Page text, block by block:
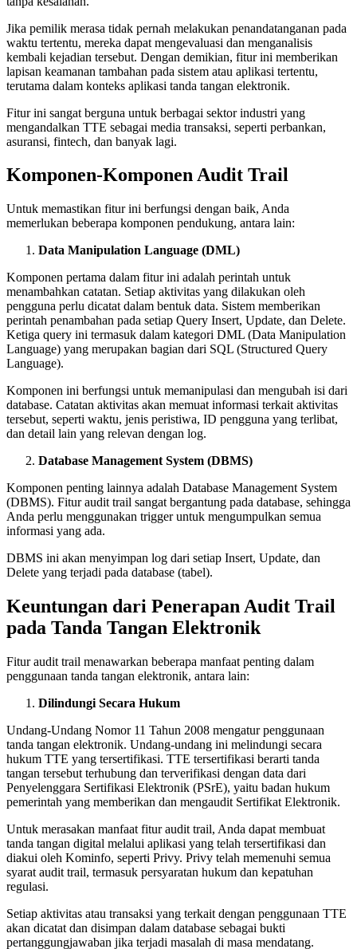
Jika pemilik merasa tidak pernah melakukan penandatanganan pada
waktu tertentu, mereka dapat mengevaluasi dan menganalisis
kembali kejadian tersebut. Dengan demikian, fitur ini memberikan
lapisan keamanan tambahan pada sistem atau aplikasi tertentu,
terutama dalam konteks aplikasi tanda tangan elektronik.
Fitur ini sangat berguna untuk berbagai sektor industri yang
mengandalkan TTE sebagai media transaksi, seperti perbankan,
asuransi, fintech, dan banyak lagi.
Komponen-Komponen Audit Trail
Untuk memastikan fitur ini berfungsi dengan baik, Anda
memerlukan beberapa komponen pendukung, antara lain:
Data Manipulation Language (DML)
Komponen pertama dalam fitur ini adalah perintah untuk
menambahkan catatan. Setiap aktivitas yang dilakukan oleh
pengguna perlu dicatat dalam bentuk data. Sistem memberikan
perintah penambahan pada setiap Query Insert, Update, dan Delete.
Ketiga query ini termasuk dalam kategori DML (Data Manipulation
Language) yang merupakan bagian dari SQL (Structured Query
Language).
Komponen ini berfungsi untuk memanipulasi dan mengubah isi dari
database. Catatan aktivitas akan memuat informasi terkait aktivitas
tersebut, seperti waktu, jenis peristiwa, ID pengguna yang terlibat,
dan detail lain yang relevan dengan log.
Database Management System (DBMS)
Komponen penting lainnya adalah Database Management System
(DBMS). Fitur audit trail sangat bergantung pada database, sehingga
Anda perlu menggunakan trigger untuk mengumpulkan semua
informasi yang ada.
DBMS ini akan menyimpan log dari setiap Insert, Update, dan
Delete yang terjadi pada database (tabel).
Keuntungan dari Penerapan Audit Trail
pada Tanda Tangan Elektronik
Fitur audit trail menawarkan beberapa manfaat penting dalam
penggunaan tanda tangan elektronik, antara lain:
Dilindungi Secara Hukum
Undang-Undang Nomor 11 Tahun 2008 mengatur penggunaan
tanda tangan elektronik. Undang-undang ini melindungi secara
hukum TTE yang tersertifikasi. TTE tersertifikasi berarti tanda
tangan tersebut terhubung dan terverifikasi dengan data dari
Penyelenggara Sertifikasi Elektronik (PSrE), yaitu badan hukum
pemerintah yang memberikan dan mengaudit Sertifikat Elektronik.
Untuk merasakan manfaat fitur audit trail, Anda dapat membuat
tanda tangan digital melalui aplikasi yang telah tersertifikasi dan
diakui oleh Kominfo, seperti Privy. Privy telah memenuhi semua
syarat audit trail, termasuk persyaratan hukum dan kepatuhan
regulasi.
Setiap aktivitas atau transaksi yang terkait dengan penggunaan TTE
akan dicatat dan disimpan dalam database sebagai bukti
pertanggungjawaban jika terjadi masalah di masa mendatang.